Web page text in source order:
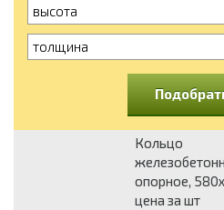
высота
толщина
Кольцо
опорное,
цена за шт